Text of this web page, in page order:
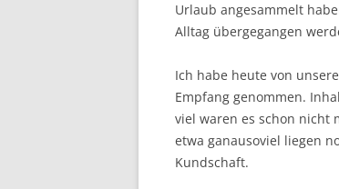
Urlaub angesammelt
Alltag übergegangen
Ich habe heute von
Empfang genommen.
viel waren es schon nicht
etwa ganausoviel liegen
Kundschaft.